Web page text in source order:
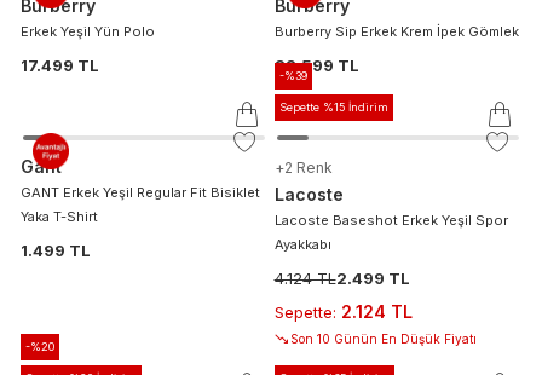
Burberry
Erkek Yeşil Yün Polo
17.499 TL
Burberry
Burberry Sip Erkek Krem İpek Gömlek
33.599 TL
Gant
GANT Erkek Yeşil Regular Fit Bisiklet
Yaka T-Shirt
1.499 TL
-%39
Sepette %15 İndirim
+2 Renk
Lacoste
Lacoste Baseshot Erkek Yeşil Spor
Ayakkabı
4.124 TL2.499 TL
Sepette: 2.124 TL
Son 10 Günün En Düşük Fiyatı
-%20